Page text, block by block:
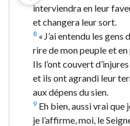
interviendra en leur
et changera leur sort.
8 « J’ai entendu les
rire de mon peuple et
Ils l’ont couvert d’injures
et ils ont agrandi leur
aux dépens du sien.
9 Eh bien, aussi vrai que
je l’affirme, moi, le